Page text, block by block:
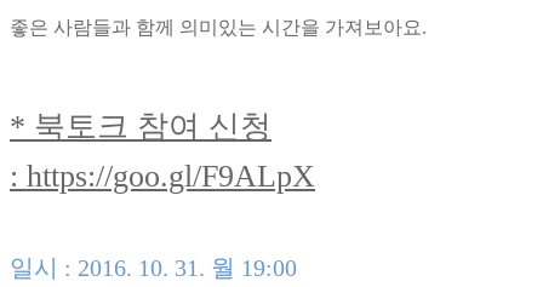
좋은 사람들과 함께 의미있는 시간을 가져보아요.
* 북토크 참여 신청
: https://goo.gl/F9ALpX
일시 : 2016. 10. 31. 월 19:00